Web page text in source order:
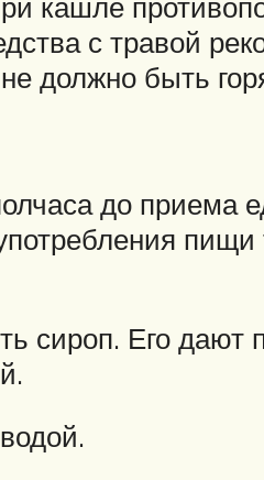
с травой
должно быть
до приема
пищи
сироп. Его дают